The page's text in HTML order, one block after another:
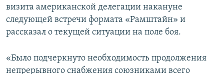
визита американской делегации накануне
следующей встречи формата «Рамштайн» и
рассказал о текущей ситуации на поле боя.
«Было подчеркнуто необходимость продолжения
непрерывного снабжения союзниками всего